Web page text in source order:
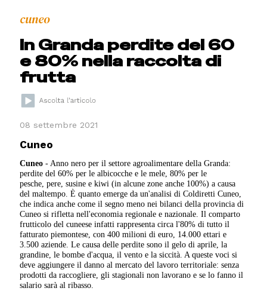
cuneo
In Granda perdite del 60
e 80% nella raccolta di
frutta
08 settembre 2021
Cuneo
Cuneo - Anno nero per il settore agroalimentare della Granda:
perdite del 60% per le albicocche e le mele, 80% per le
pesche, pere, susine e kiwi (in alcune zone anche 100%) a causa
del maltempo. È quanto emerge da un'analisi di Coldiretti Cuneo,
che indica anche come il segno meno nei bilanci della provincia di
Cuneo si rifletta nell'economia regionale e nazionale. Il comparto
frutticolo del cuneese infatti rappresenta circa l'80% di tutto il
fatturato piemontese, con 400 milioni di euro, 14.000 ettari e
3.500 aziende. Le causa delle perdite sono il gelo di aprile, la
grandine, le bombe d'acqua, il vento e la siccità. A queste voci si
deve aggiungere il danno al mercato del lavoro territoriale: senza
prodotti da raccogliere, gli stagionali non lavorano e se lo fanno il
salario sarà al ribasso.